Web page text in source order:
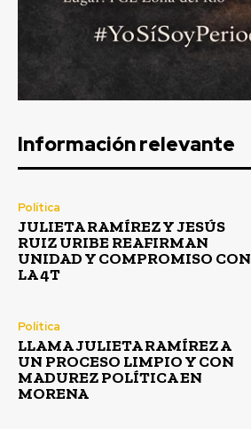
Información relevante
Política
JULIETA RAMÍREZ Y JESÚS
RUIZ URIBE REAFIRMAN
UNIDAD Y COMPROMISO CON
LA 4T
Política
LLAMA JULIETA RAMÍREZ A
UN PROCESO LIMPIO Y CON
MADUREZ POLÍTICA EN
MORENA